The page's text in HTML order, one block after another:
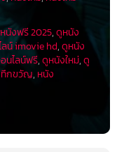
นังฟรี 2025,ดูหนัง
น์ imovie hd,ดูหนัง
นไลน์ฟรี,ดูหนังใหม่,ดู
ทึกขวัญ, หนัง